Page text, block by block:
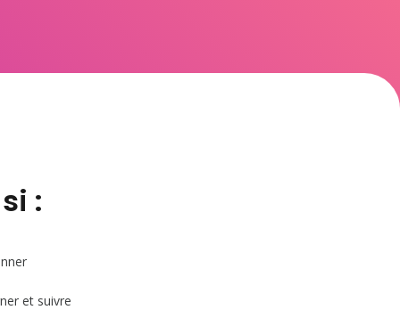
:
et suivre